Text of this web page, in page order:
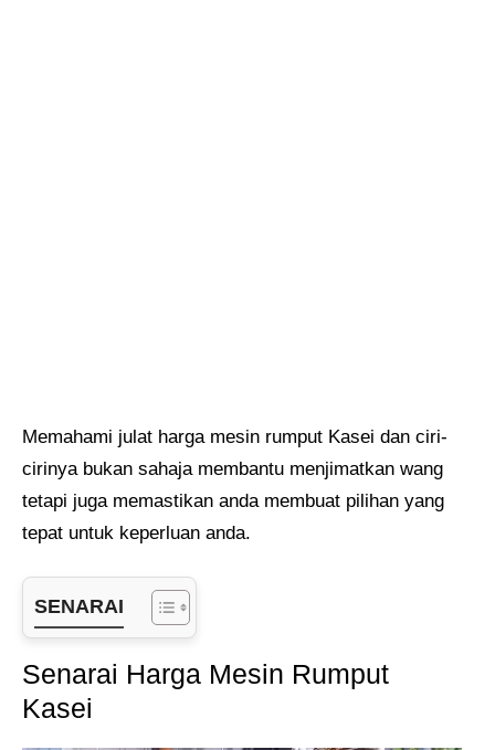
Memahami julat harga mesin rumput Kasei dan ciri-
cirinya bukan sahaja membantu menjimatkan wang
tetapi juga memastikan anda membuat pilihan yang
tepat untuk keperluan anda.
SENARAI
Senarai Harga Mesin Rumput
Kasei